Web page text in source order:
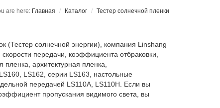
Главная Каталог Тестер солнечной пленки
(Тестер солнечной энергии), компания Linshang
передачи, коэффициента отбраковки,
архитектурная пленка,
LS162, серии LS163, настольные
передачей LS110A, LS110H. Если вы
пропускания видимого света, вы